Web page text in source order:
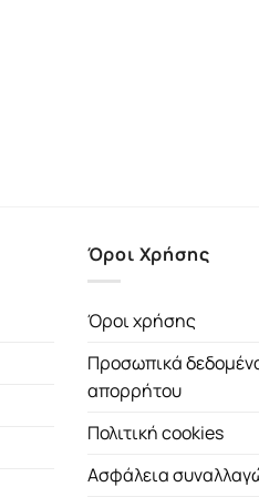
Όροι Χρήσης
Όροι χρήσης
Προσωπικά
απορρήτου
Πολιτική cookies
Ασφάλεια